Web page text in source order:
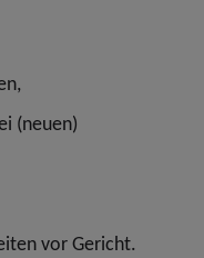
(neuen)
vor Gericht.